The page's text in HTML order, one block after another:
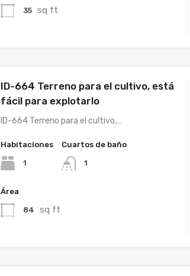
35 sq ft
ID-664 Terreno para el cultivo, está
fácil para explotarlo
ID-664 Terreno para el cultivo,…
Habitaciones
1
Cuartos de baño
1
Área
84 sq ft